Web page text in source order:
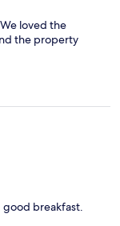
loved the
the property
good breakfast.